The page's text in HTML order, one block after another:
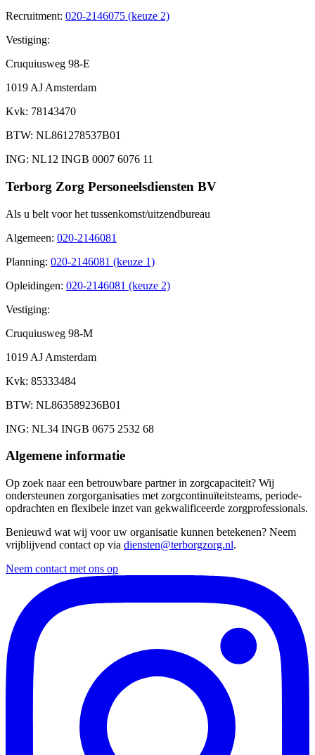
Recruitment: 020-2146075 (keuze 2)
Vestiging:
Cruquiusweg 98-E
1019 AJ Amsterdam
Kvk: 78143470
BTW: NL861278537B01
ING: NL12 INGB 0007 6076 11
Terborg Zorg Personeelsdiensten BV
Als u belt voor het tussenkomst/uitzendbureau
Algemeen: 020-2146081
Planning: 020-2146081 (keuze 1)
Opleidingen: 020-2146081 (keuze 2)
Vestiging:
Cruquiusweg 98-M
1019 AJ Amsterdam
Kvk: 85333484
BTW: NL863589236B01
ING: NL34 INGB 0675 2532 68
Algemene informatie
Op zoek naar een betrouwbare partner in zorgcapaciteit? Wij
ondersteunen zorgorganisaties met zorgcontinuïteitsteams, periode-
opdrachten en flexibele inzet van gekwalificeerde zorgprofessionals.
Benieuwd wat wij voor uw organisatie kunnen betekenen? Neem
vrijblijvend contact op via diensten@terborgzorg.nl.
Neem contact met ons op